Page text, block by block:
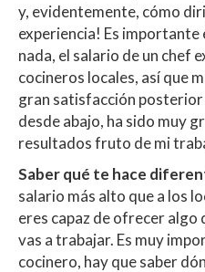
y, evidentemente, cómo
experiencia! Es
nada, el salario de un chef
cocineros locales, así que
gran satisfacción posterior
desde abajo, ha sido muy
resultados fruto de mi
Saber qué te hace
salario más alto que a los
eres capaz de ofrecer
vas a trabajar. Es muy
cocinero, hay que saber